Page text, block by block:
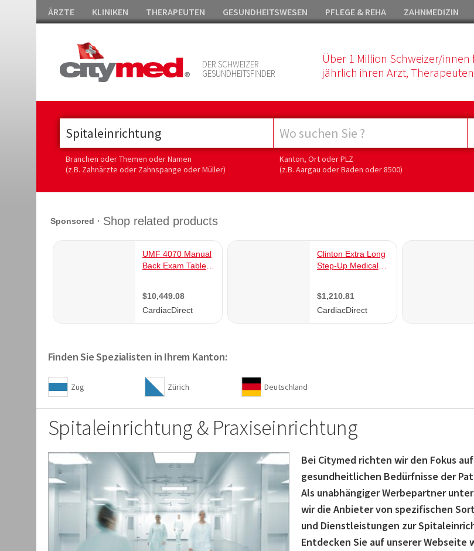
ÄRZTE KLINIKEN THERAPEUTEN GESUNDHEITSWESEN PFLEGE & REHA ZAHNMEDIZIN
DER SCHWEIZER
GESUNDHEITSFINDER
Über 1 Million Schweizer/innen
jährlich ihren Arzt,
Branchen oder Themen oder Namen
(z.B. Zahnärzte oder Zahnspange oder Müller)
Kanton, Ort oder PLZ
(z.B. Aargau oder Baden oder 8500)
Finden Sie Spezialisten in Ihrem Kanton:
Zug Zürich Deutschland
Spitaleinrichtung & Praxiseinrichtung
Bei Citymed richten wir den Fokus
gesundheitlichen Bedürfnisse der
Als unabhängiger Werbepartner
wir die Anbieter von spezifischen
und Dienstleistungen zur
Entdecken Sie auf unserer Webseite